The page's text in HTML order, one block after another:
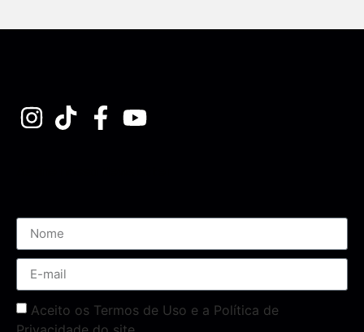
Aceito os Termos de Uso e a Política de